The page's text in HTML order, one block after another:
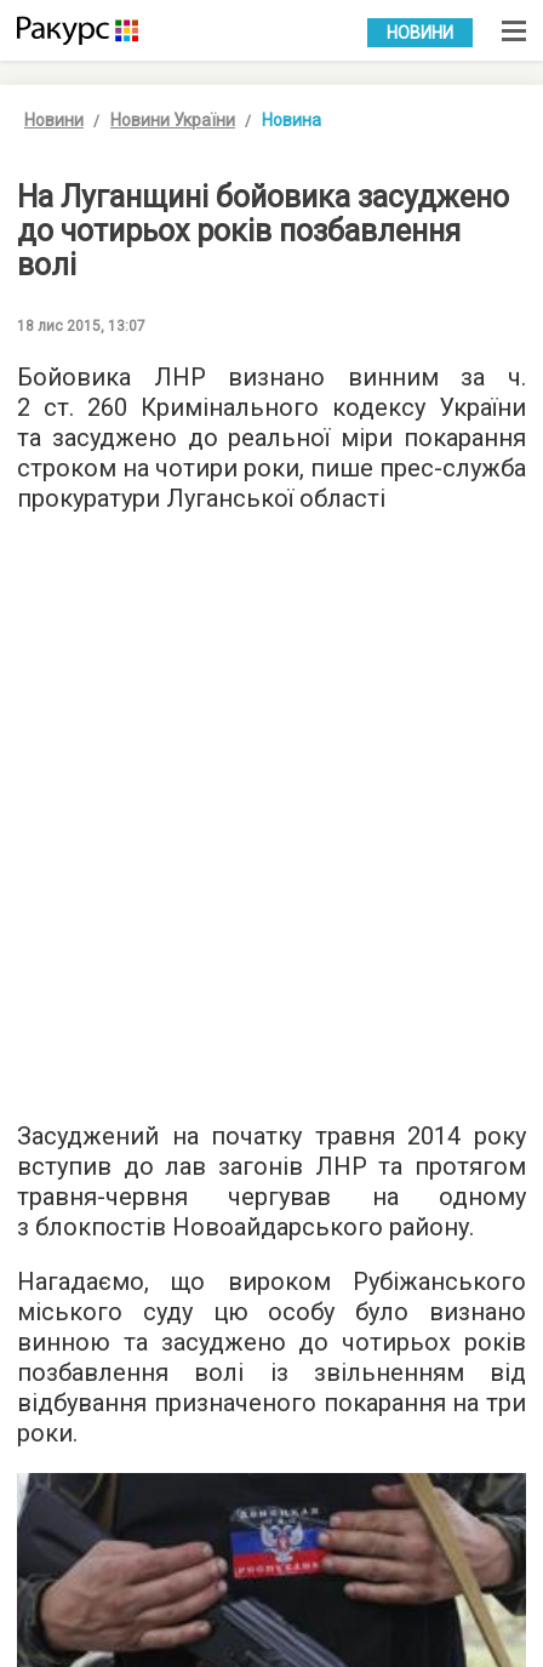
УКР РУС
НОВИНИ
Новини Новини України Новина
На Луганщині бойовика засуджено
до чотирьох років позбавлення
волі
18 лис 2015, 13:07
Бойовика ЛНР визнано винним за ч.
2 ст. 260 Кримінального кодексу України
та засуджено до реальної міри покарання
строком на чотири роки, пише прес-служба
прокуратури Луганської області
Засуджений на початку травня 2014 року
вступив до лав загонів ЛНР та протягом
травня-червня чергував на одному
з блокпостів Новоайдарського району.
Нагадаємо, що вироком Рубіжанського
міського суду цю особу було визнано
винною та засуджено до чотирьох років
позбавлення волі із звільненням від
відбування призначеного покарання на три
роки.